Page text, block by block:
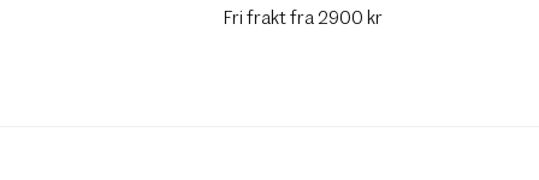
Fri frakt fra 2900 kr